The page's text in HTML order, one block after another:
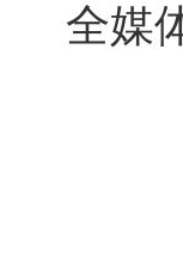
全媒体